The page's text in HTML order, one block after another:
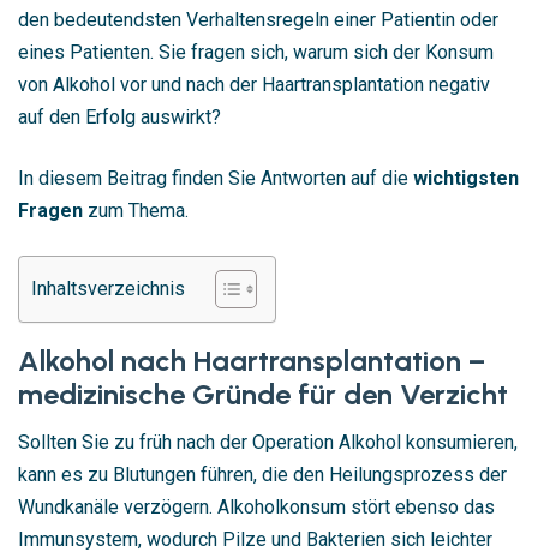
den bedeutendsten Verhaltensregeln einer Patientin oder
eines Patienten. Sie fragen sich, warum sich der Konsum
von Alkohol vor und nach der Haartransplantation negativ
auf den Erfolg auswirkt?
In diesem Beitrag finden Sie Antworten auf die wichtigsten
Fragen zum Thema.
Inhaltsverzeichnis
Alkohol nach Haartransplantation –
medizinische Gründe für den Verzicht
Sollten Sie zu früh nach der Operation Alkohol konsumieren,
kann es zu Blutungen führen, die den Heilungsprozess der
Wundkanäle verzögern. Alkoholkonsum stört ebenso das
Immunsystem, wodurch Pilze und Bakterien sich leichter